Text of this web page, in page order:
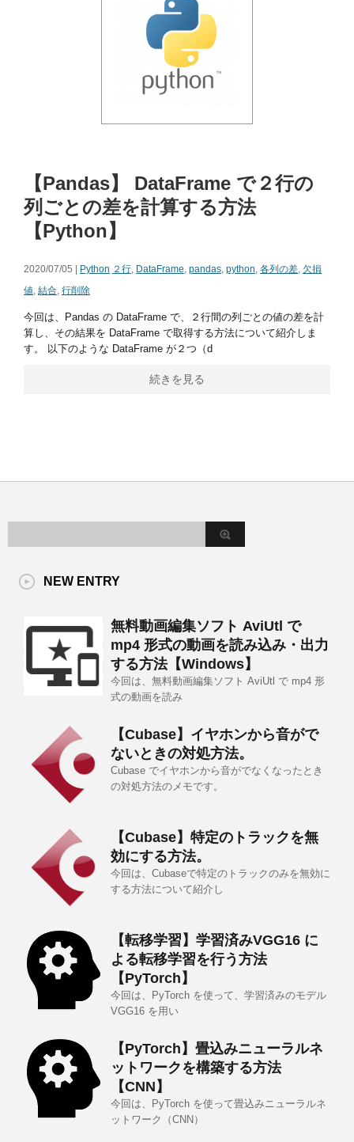
【Pandas】 DataFrame で２行の
列ごとの差を計算する方法
【Python】
2020/07/05 | Python ２行, DataFrame, pandas, python, 各列の差, 欠損
値, 結合, 行削除
今回は、Pandas の DataFrame で、２行間の列ごとの値の差を計
算し、その結果を DataFrame で取得する方法について紹介しま
す。 以下のような DataFrame が２つ（d
続きを見る
NEW ENTRY
無料動画編集ソフト AviUtl で
mp4 形式の動画を読み込み・出力
する方法【Windows】
今回は、無料動画編集ソフト AviUtl で mp4 形
式の動画を読み
【Cubase】イヤホンから音がで
ないときの対処方法。
Cubase でイヤホンから音がでなくなったとき
の対処方法のメモです。
【Cubase】特定のトラックを無
効にする方法。
今回は、Cubaseで特定のトラックのみを無効に
する方法について紹介し
【転移学習】学習済みVGG16 に
よる転移学習を行う方法
【PyTorch】
今回は、PyTorch を使って、学習済みのモデル
VGG16 を用い
【PyTorch】畳込みニューラルネ
ットワークを構築する方法
【CNN】
今回は、PyTorch を使って畳込みニューラルネ
ットワーク（CNN）